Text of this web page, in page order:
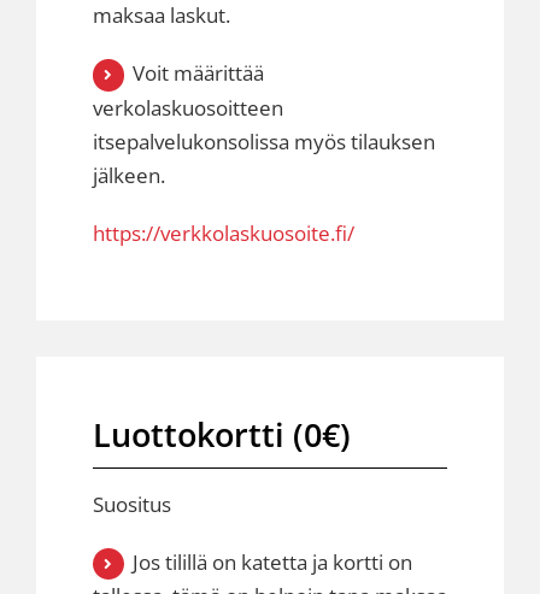
maksaa laskut.
Voit määrittää
verkolaskuosoitteen
itsepalvelukonsolissa myös tilauksen
jälkeen.
https://verkkolaskuosoite.fi/
Luottokortti (0€)
Suositus
Jos tilillä on katetta ja kortti on